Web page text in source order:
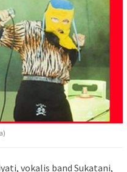
vokalis band Sukatani,